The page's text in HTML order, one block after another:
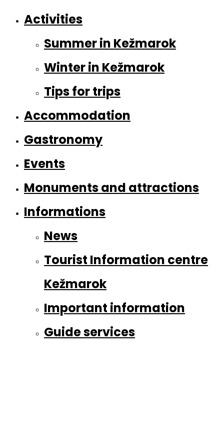
Activities
Summer in Kežmarok
Winter in Kežmarok
Tips for trips
Accommodation
Gastronomy
Events
Monuments and attractions
Informations
News
Tourist Information centre
Kežmarok
Important information
Guide services